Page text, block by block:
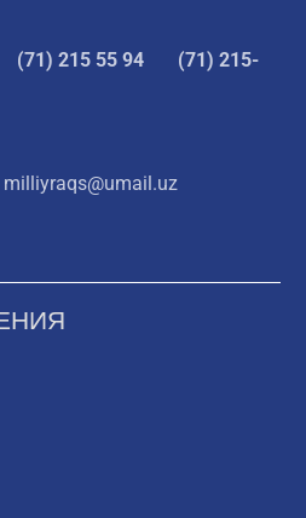
(71) 215 55 94
(71) 215-